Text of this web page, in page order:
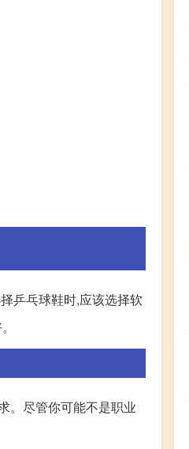
乒乓球鞋时,应该选择软
。尽管你可能不是职业